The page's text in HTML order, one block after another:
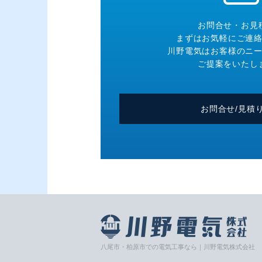
お問合せ・お見
まずはお気軽にご連
川野電気はお客様のニ
ご提案をいたし
お問合せ/見積
八尾市・柏原市での電気工事なら｜川野電気株式会社